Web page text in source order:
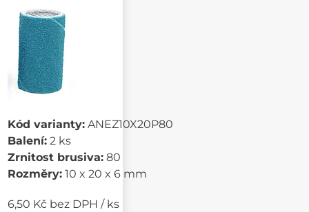
Kód varianty: ANEZ10X20P80
Balení: 2 ks
Zrnitost brusiva: 80
Rozměry: 10 x 20 x 6 mm
6,50 Kč bez DPH / ks